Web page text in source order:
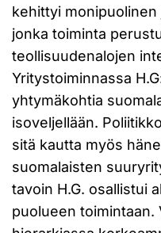
kehittyi
jonka toiminta
teollisuudenalojen
Yritystoiminnassa
yhtymäkohtia
isoveljellään.
sitä kautta myös
suomalaisten
tavoin H.G. osallistui
puolueen toimintaan.